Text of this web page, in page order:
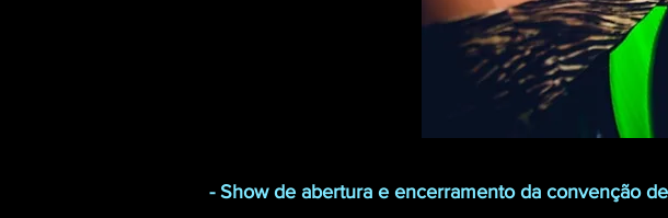
- Show de abertura e encerramento da convenção